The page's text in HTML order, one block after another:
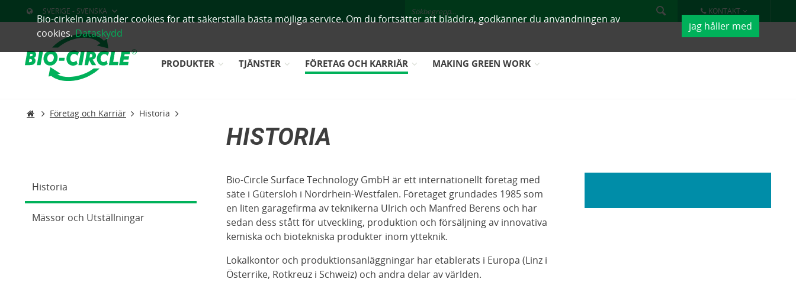
Bio-cirkeln använder cookies för att säkerställa bästa möjliga service. Om du fortsätter att bläddra, godkänner du användningen av
cookies.Dataskydd
jag håller med
SVERIGE - SVENSKA KONTAKT
PRODUKTER TJÄNSTER FÖRETAG OCH KARRIÄR MAKING GREEN WORK
Företag och Karriär Historia
HISTORIA
Historia
Mässor och Utställningar
Bio-Circle Surface Technology GmbH är ett internationellt företag med
säte i Gütersloh i Nordrhein-Westfalen. Företaget grundades 1985 som
en liten garagefirma av teknikerna Ulrich och Manfred Berens och har
sedan dess stått för utveckling, produktion och försäljning av innovativa
kemiska och biotekniska produkter inom ytteknik.
Lokalkontor och produktionsanläggningar har etablerats i Europa (Linz i
Österrike, Rotkreuz i Schweiz) och andra delar av världen.